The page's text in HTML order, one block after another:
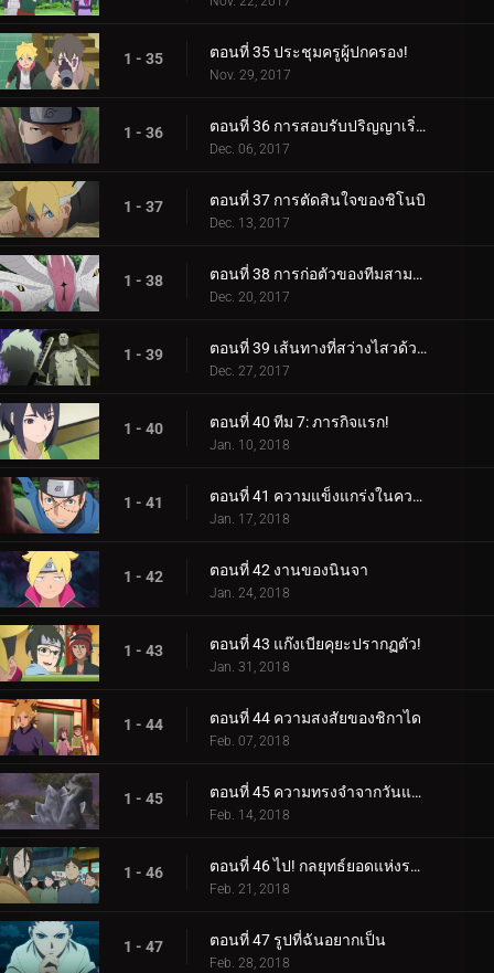
1 - 35 ตอนที่ 35 ประชุมครูผู้ปกครอง!
Nov. 29, 2017
1 - 36 ตอนที่ 36 การสอบรับปริญญาเริ่มต้นขึ้นแล้ว!
Dec. 06, 2017
1 - 37 ตอนที่ 37 การตัดสินใจของชิโนบิ
Dec. 13, 2017
1 - 38 ตอนที่ 38 การก่อตัวของทีมสามคน?
Dec. 20, 2017
1 - 39 ตอนที่ 39 เส้นทางที่สว่างไสวด้วยพระจันทร์เต็มดวง
Dec. 27, 2017
1 - 40 ตอนที่ 40 ทีม 7: ภารกิจแรก!
Jan. 10, 2018
1 - 41 ตอนที่ 41 ความแข็งแกร่งในความสามัคคี
Jan. 17, 2018
1 - 42 ตอนที่ 42 งานของนินจา
Jan. 24, 2018
1 - 43 ตอนที่ 43 แก๊งเบียคุยะปรากฏตัว!
Jan. 31, 2018
1 - 44 ตอนที่ 44 ความสงสัยของชิกาได
Feb. 07, 2018
1 - 45 ตอนที่ 45 ความทรงจำจากวันแห่งหิมะ
Feb. 14, 2018
1 - 46 ตอนที่ 46 ไป! กลยุทธ์ยอดแห่งราตรี
Feb. 21, 2018
1 - 47 ตอนที่ 47 รูปที่ฉันอยากเป็น
Feb. 28, 2018